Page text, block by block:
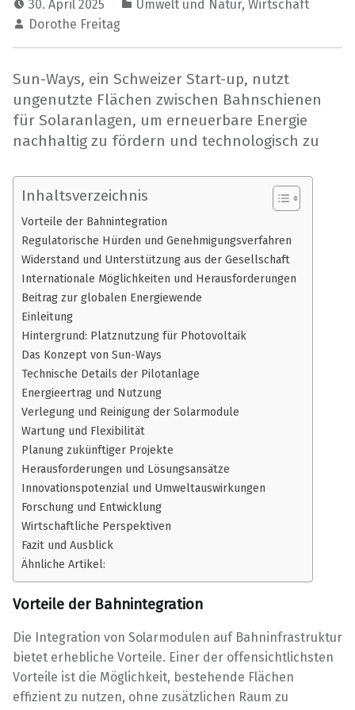
30. April 2025 Umwelt und Natur, Wirtschaft
Dorothe Freitag
Sun-Ways, ein Schweizer Start-up, nutzt
ungenutzte Flächen zwischen Bahnschienen
für Solaranlagen, um erneuerbare Energie
nachhaltig zu fördern und technologisch zu
Inhaltsverzeichnis
Vorteile der Bahnintegration
Regulatorische Hürden und Genehmigungsverfahren
Widerstand und Unterstützung aus der Gesellschaft
Internationale Möglichkeiten und Herausforderungen
Beitrag zur globalen Energiewende
Einleitung
Hintergrund: Platznutzung für Photovoltaik
Das Konzept von Sun-Ways
Technische Details der Pilotanlage
Energieertrag und Nutzung
Verlegung und Reinigung der Solarmodule
Wartung und Flexibilität
Planung zukünftiger Projekte
Herausforderungen und Lösungsansätze
Innovationspotenzial und Umweltauswirkungen
Forschung und Entwicklung
Wirtschaftliche Perspektiven
Fazit und Ausblick
Ähnliche Artikel:
Vorteile der Bahnintegration
Die Integration von Solarmodulen auf Bahninfrastruktur
bietet erhebliche Vorteile. Einer der offensichtlichsten
Vorteile ist die Möglichkeit, bestehende Flächen
effizient zu nutzen, ohne zusätzlichen Raum zu